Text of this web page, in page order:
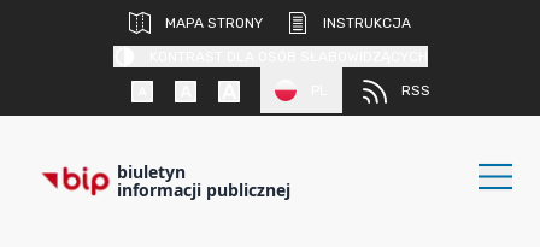
MAPA STRONY
INSTRUKCJA
RSS
biuletyn
informacji publicznej